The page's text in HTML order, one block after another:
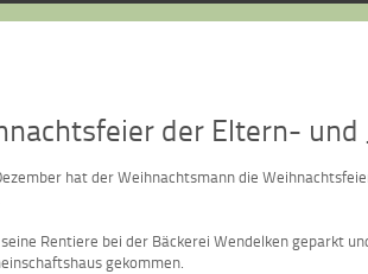
der Eltern- und
hat der Weihnachtsmann die
Rentiere bei der Bäckerei Wendelken geparkt
gekommen.